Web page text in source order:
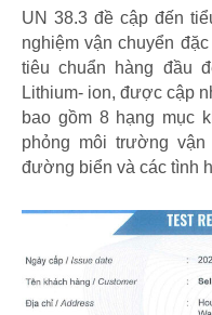
UN 38.3 đề cập đến
nghiệm vận chuyển
tiêu chuẩn hàng đầu
Lithium- ion, được cập
bao gồm 8 hạng mục
phỏng môi trường
đường biển và các tình